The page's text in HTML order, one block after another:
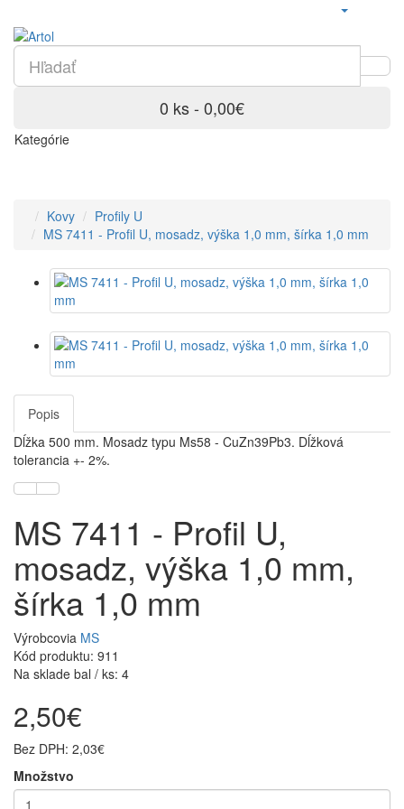
0 ks - 0,00€
Kategórie
Kovy
Profily U
MS 7411 - Profil U, mosadz, výška 1,0 mm, šírka 1,0 mm
Popis
Dĺžka 500 mm. Mosadz typu Ms58 - CuZn39Pb3. Dĺžková
tolerancia +- 2%.
MS 7411 - Profil U,
mosadz, výška 1,0 mm,
šírka 1,0 mm
Výrobcovia MS
Kód produktu: 911
Na sklade bal / ks: 4
2,50€
Bez DPH: 2,03€
Množstvo